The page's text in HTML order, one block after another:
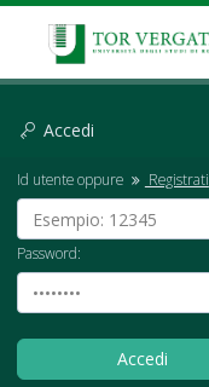
Accedi
Id utente oppure Registrati
Password: